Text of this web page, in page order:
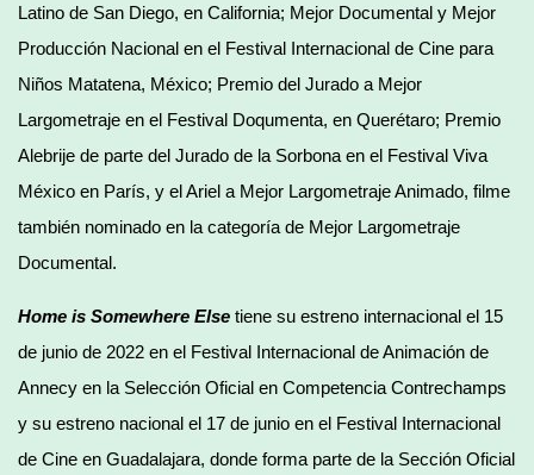
Latino de San Diego, en California; Mejor Documental y Mejor
Producción Nacional en el Festival Internacional de Cine para
Niños Matatena, México; Premio del Jurado a Mejor
Largometraje en el Festival Doqumenta, en Querétaro; Premio
Alebrije de parte del Jurado de la Sorbona en el Festival Viva
México en París, y el Ariel a Mejor Largometraje Animado, filme
también nominado en la categoría de Mejor Largometraje
Documental.
Home is Somewhere Else tiene su estreno internacional el 15
de junio de 2022 en el Festival Internacional de Animación de
Annecy en la Selección Oficial en Competencia Contrechamps
y su estreno nacional el 17 de junio en el Festival Internacional
de Cine en Guadalajara, donde forma parte de la Sección Oficial